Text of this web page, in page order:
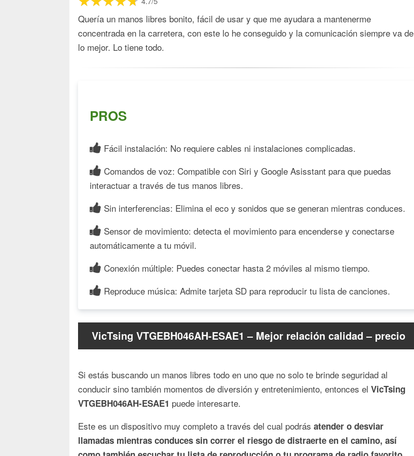
Quería un manos libres bonito, fácil de usar y que me ayudara a mantenerme
concentrada en la carretera, con este lo he conseguido y la comunicación siempre va de
lo mejor. Lo tiene todo.
PROS
Fácil instalación: No requiere cables ni instalaciones complicadas.
Comandos de voz: Compatible con Siri y Google Asisstant para que puedas
interactuar a través de tus manos libres.
Sin interferencias: Elimina el eco y sonidos que se generan mientras conduces.
Sensor de movimiento: detecta el movimiento para encenderse y conectarse
automáticamente a tu móvil.
Conexión múltiple: Puedes conectar hasta 2 móviles al mismo tiempo.
Reproduce música: Admite tarjeta SD para reproducir tu lista de canciones.
VicTsing VTGEBH046AH-ESAE1 – Mejor relación calidad – precio
Si estás buscando un manos libres todo en uno que no solo te brinde seguridad al
conducir sino también momentos de diversión y entretenimiento, entonces el VicTsing
VTGEBH046AH-ESAE1 puede interesarte.
Este es un dispositivo muy completo a través del cual podrás atender o desviar
llamadas mientras conduces sin correr el riesgo de distraerte en el camino, así